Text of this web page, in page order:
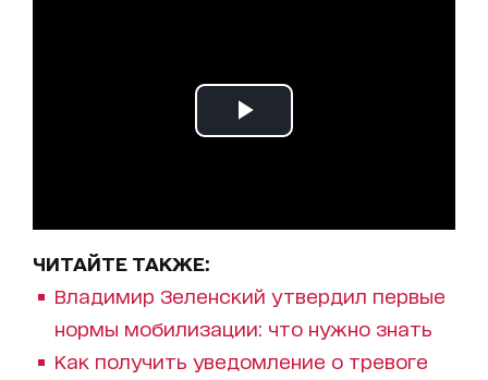
ЧИТАЙТЕ ТАКЖЕ:
Владимир Зеленский утвердил первые
нормы мобилизации: что нужно знать
Как получить уведомление о тревоге